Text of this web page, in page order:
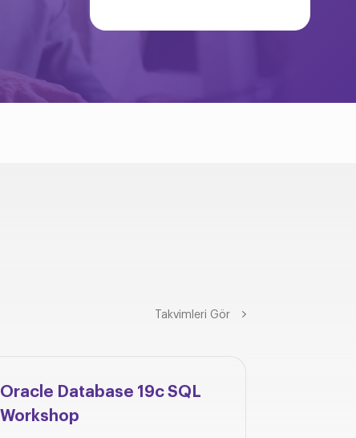
Takvimleri Gör
Oracle Database 19c SQL
Workshop